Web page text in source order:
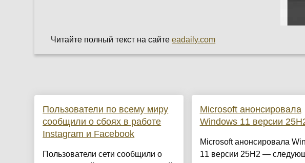
Читайте полный текст на сайтеeadaily.com
Пользователи по всему миру
сообщили о сбоях в работе
Instagram и Facebook
Пользователи сети сообщили о
Microsoft анонсировала
Windows 11 версии
Microsoft анонсировала
11 версии 25H2 —